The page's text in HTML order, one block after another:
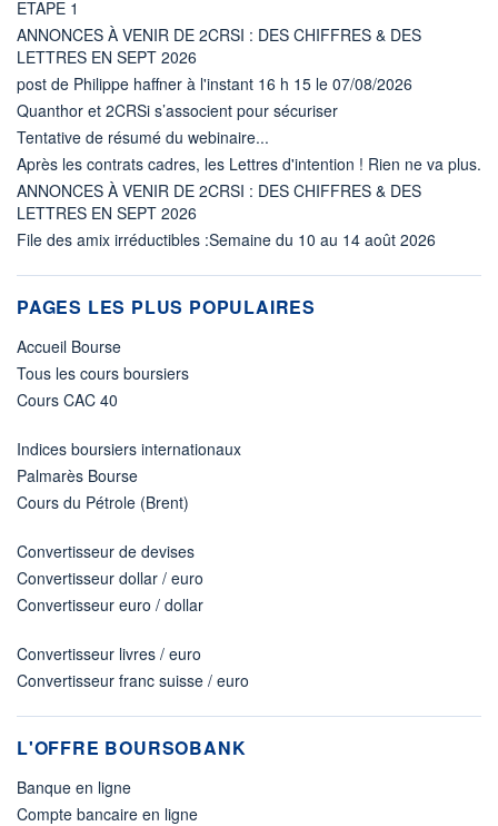
ETAPE 1
ANNONCES À VENIR DE 2CRSI : DES CHIFFRES & DES
LETTRES EN SEPT 2026
post de Philippe haffner à l'instant 16 h 15 le 07/08/2026
Quanthor et 2CRSi s’associent pour sécuriser
Tentative de résumé du webinaire...
Après les contrats cadres, les Lettres d'intention ! Rien ne va plus.
ANNONCES À VENIR DE 2CRSI : DES CHIFFRES & DES
LETTRES EN SEPT 2026
File des amix irréductibles :Semaine du 10 au 14 août 2026
PAGES LES PLUS POPULAIRES
Accueil Bourse
Tous les cours boursiers
Cours CAC 40
Indices boursiers internationaux
Palmarès Bourse
Cours du Pétrole (Brent)
Convertisseur de devises
Convertisseur dollar / euro
Convertisseur euro / dollar
Convertisseur livres / euro
Convertisseur franc suisse / euro
L'OFFRE BOURSOBANK
Banque en ligne
Compte bancaire en ligne